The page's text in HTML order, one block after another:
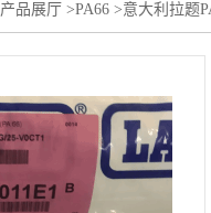
产品展厅 >PA66 >意大利拉题